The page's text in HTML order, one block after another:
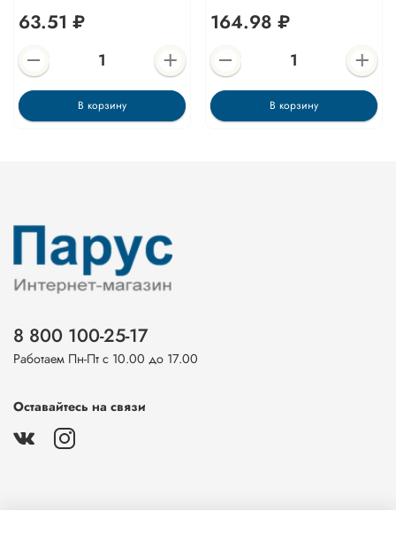
63.51 ₽
В корзину
164.98 ₽
В корзину
8 800 100-25-17
Работаем Пн-Пт с 10.00 до 17.00
Оставайтесь на связи